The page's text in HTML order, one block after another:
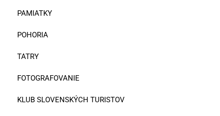
PAMIATKY
POHORIA
TATRY
FOTOGRAFOVANIE
KLUB SLOVENSKÝCH TURISTOV